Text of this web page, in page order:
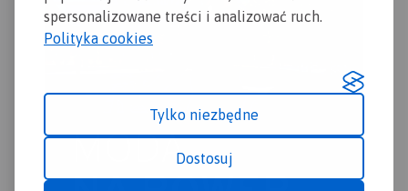
spersonalizowane treści i analizować ruch.
Polityka cookies
Tylko niezbędne
Dostosuj